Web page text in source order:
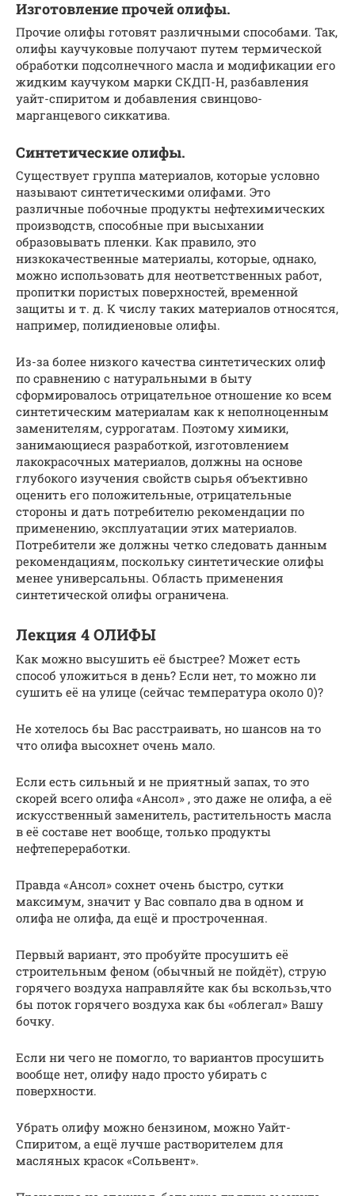
Изготовление прочей олифы.
Прочие олифы готовят различными способами. Так,
олифы каучуковые получают путем термической
обработки подсолнечного масла и модификации его
жидким каучуком марки СКДП-Н, разбавления
уайт-спиритом и добавления свинцово-
марганцевого сиккатива.
Синтетические олифы.
Существует группа материалов, которые условно
называют синтетическими олифами. Это
различные побочные продукты нефтехимических
производств, способные при высыхании
образовывать пленки. Как правило, это
низкокачественные материалы, которые, однако,
можно использовать для неответственных работ,
пропитки пористых поверхностей, временной
защиты и т. д. К числу таких материалов относятся,
например, полидиеновые олифы.
Из-за более низкого качества синтетических олиф
по сравнению с натуральными в быту
сформировалось отрицательное отношение ко всем
синтетическим материалам как к неполноценным
заменителям, суррогатам. Поэтому химики,
занимающиеся разработкой, изготовлением
лакокрасочных материалов, должны на основе
глубокого изучения свойств сырья объективно
оценить его положительные, отрицательные
стороны и дать потребителю рекомендации по
применению, эксплуатации этих материалов.
Потребители же должны четко следовать данным
рекомендациям, поскольку синтетические олифы
менее универсальны. Область применения
синтетической олифы ограничена.
Лекция 4 ОЛИФЫ
Как можно высушить её быстрее? Может есть
способ уложиться в день? Если нет, то можно ли
сушить её на улице (сейчас температура около 0)?
Не хотелось бы Вас расстраивать, но шансов на то
что олифа высохнет очень мало.
Если есть сильный и не приятный запах, то это
скорей всего олифа «Ансол» , это даже не олифа, а её
искусственный заменитель, растительность масла
в её составе нет вообще, только продукты
нефтепереработки.
Правда «Ансол» сохнет очень быстро, сутки
максимум, значит у Вас совпало два в одном и
олифа не олифа, да ещё и простроченная.
Первый вариант, это пробуйте просушить её
строительным феном (обычный не пойдёт), струю
горячего воздуха направляйте как бы вскользь,что
бы поток горячего воздуха как бы «облегал» Вашу
бочку.
Если ни чего не помогло, то вариантов просушить
вообще нет, олифу надо просто убирать с
поверхности.
Убрать олифу можно бензином, можно Уайт-
Спиритом, а ещё лучше растворителем для
масляных красок «Сольвент».